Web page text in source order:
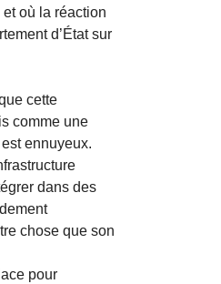
où la réaction
d’État sur
cette
comme une
ennuyeux.
dans des
chose que son
pour